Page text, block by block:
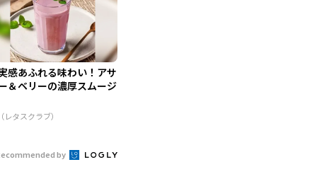
感あふれる味わい！アサ
＆ベリーの濃厚スムージ
レタスクラブ）
by